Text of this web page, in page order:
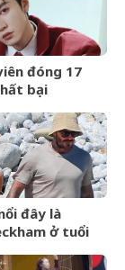
đóng 17
bại
đây là
ở tuổi